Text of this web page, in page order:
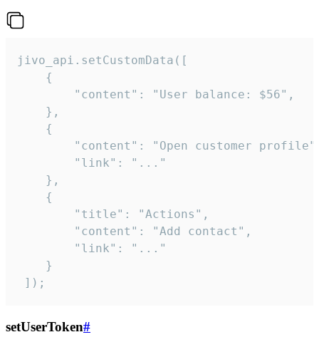
jivo_api.setCustomData([
    {
        "content": "User balance: $56",
    },
    {
"content": "Open customer
        "link": "..."
    },
    {
        "title": "Actions",
        "content": "Add contact",
        "link": "..."
    }
]);
setUserToken#